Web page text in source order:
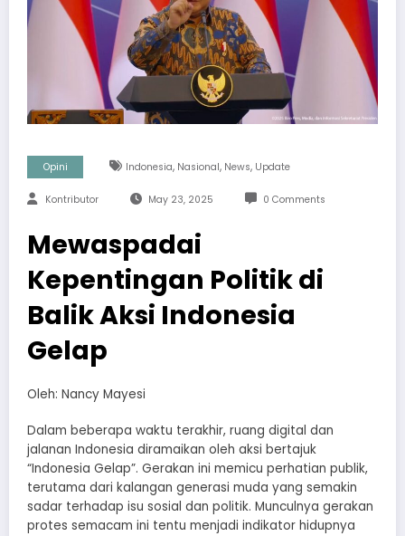
Opini Indonesia, Nasional, News, Update
Kontributor May 23, 2025 0 Comments
Mewaspadai
Kepentingan Politik di
Balik Aksi Indonesia
Gelap
Oleh: Nancy Mayesi
Dalam beberapa waktu terakhir, ruang digital dan
jalanan Indonesia diramaikan oleh aksi bertajuk
“Indonesia Gelap”. Gerakan ini memicu perhatian publik,
terutama dari kalangan generasi muda yang semakin
sadar terhadap isu sosial dan politik. Munculnya gerakan
protes semacam ini tentu menjadi indikator hidupnya